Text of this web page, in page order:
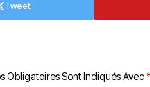
Tweet
Obligatoires Sont Indiqués Avec*